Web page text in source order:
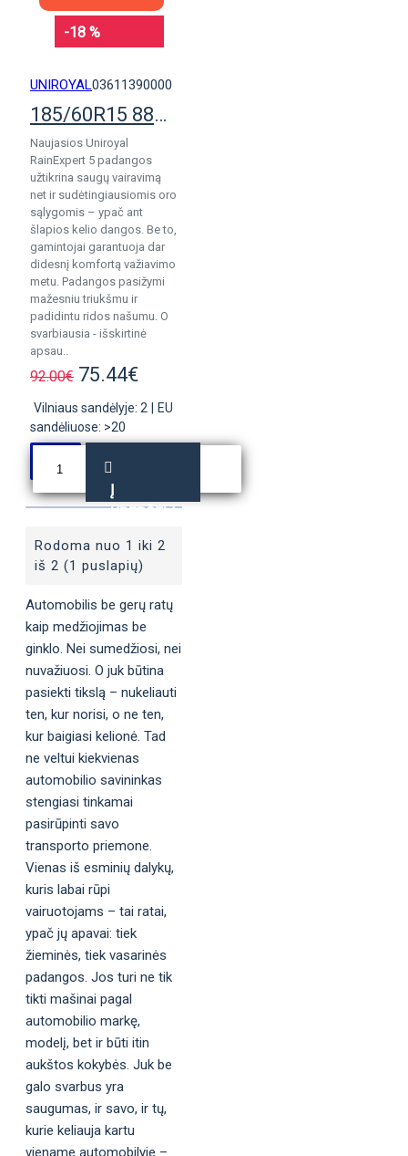
-18 %
UNIROYAL03611390000
185/60R15 88H Uniroyal RainExpert 5
Naujasios Uniroyal
RainExpert 5 padangos
užtikrina saugų vairavimą
net ir sudėtingiausiomis oro
sąlygomis – ypač ant
šlapios kelio dangos. Be to,
gamintojai garantuoja dar
didesnį komfortą važiavimo
metu. Padangos pasižymi
mažesniu triukšmu ir
padidintu ridos našumu. O
svarbiausia - išskirtinė
apsau..
92.00€ 75.44€
Vilniaus sandėlyje: 2
EU
sandėliuose: >20
Į
KREPŠELĮ
Rodoma nuo 1 iki 2
iš 2 (1 puslapių)
Automobilis be gerų ratų
kaip medžiojimas be
ginklo. Nei sumedžiosi, nei
nuvažiuosi. O juk būtina
pasiekti tikslą – nukeliauti
ten, kur norisi, o ne ten,
kur baigiasi kelionė. Tad
ne veltui kiekvienas
automobilio savininkas
stengiasi tinkamai
pasirūpinti savo
transporto priemone.
Vienas iš esminių dalykų,
kuris labai rūpi
vairuotojams – tai ratai,
ypač jų apavai: tiek
žieminės, tiek vasarinės
padangos. Jos turi ne tik
tikti mašinai pagal
automobilio markę,
modelį, bet ir būti itin
aukštos kokybės. Juk be
galo svarbus yra
saugumas, ir savo, ir tų,
kurie keliauja kartu
viename automobilyje –